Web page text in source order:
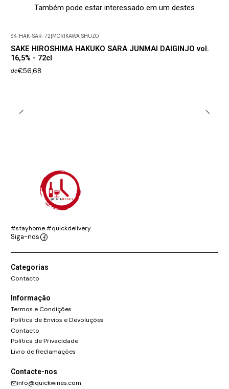
Também pode estar interessado em um destes
SK-HAK-SAR-72 MORIKAWA SHUZO
SAKE HIROSHIMA HAKUKO SARA JUNMAI DAIGINJO vol.
16,5% - 72cl
de€56,68
#stayhome #quickdelivery
Siga-nos
Categorias
Contacto
Informação
Termos e Condições
Política de Envios e Devoluções
Contacto
Política de Privacidade
Livro de Reclamações
Contacte-nos
info@quickwines.com